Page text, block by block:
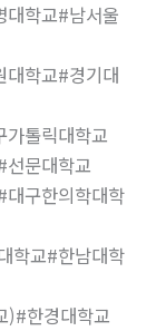
학교#남서울
학교#경기대
톨릭대학교
문대학교
구한의학대학
학교#한남대학
)#한경대학교